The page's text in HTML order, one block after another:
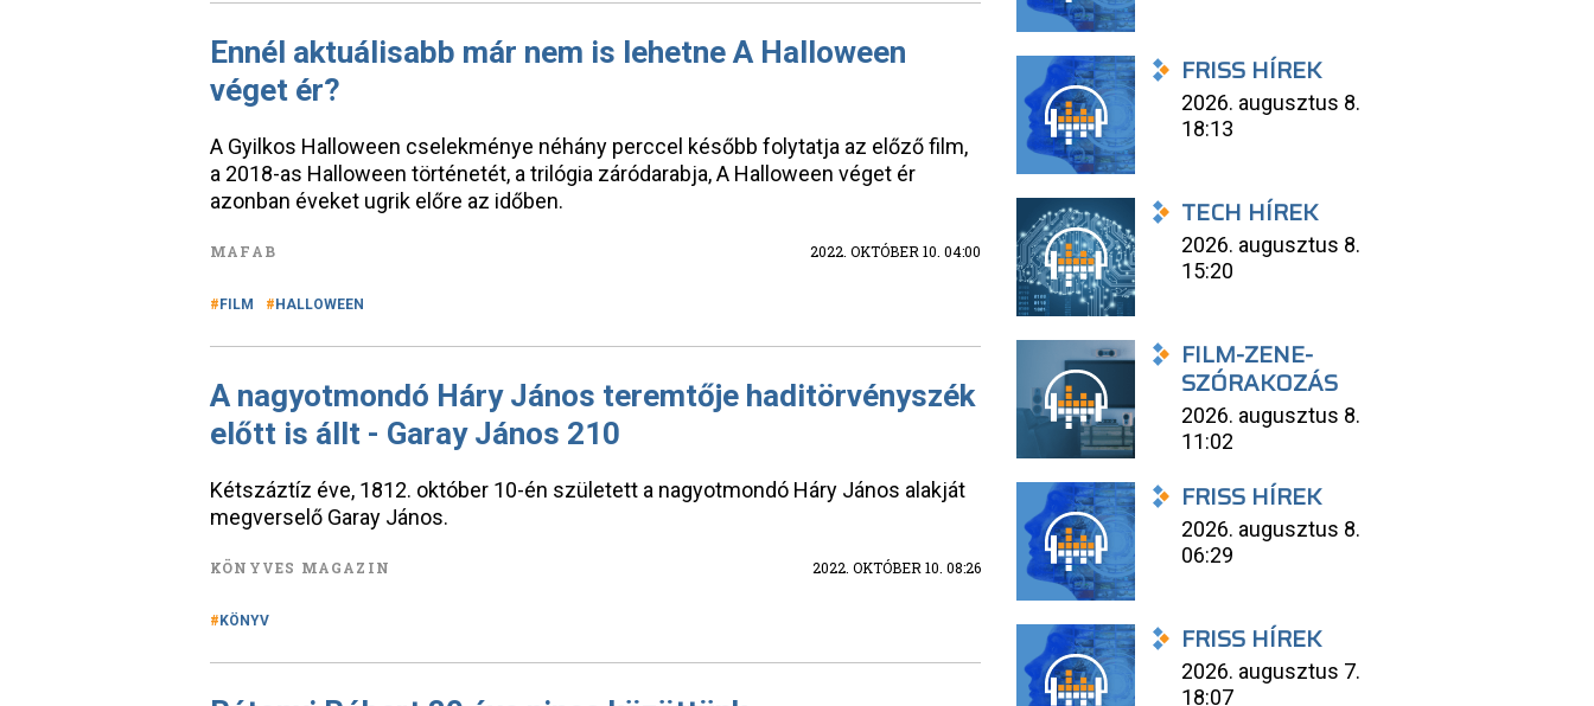
Ennél aktuálisabb már nem is lehetne A Halloween
véget ér?
A Gyilkos Halloween cselekménye néhány perccel később folytatja az előző film,
a 2018-as Halloween történetét, a trilógia záródarabja, A Halloween véget ér
azonban éveket ugrik előre az időben.
MAFAB 2022. OKTÓBER 10. 04:00
FILM HALLOWEEN
A nagyotmondó Háry János teremtője haditörvényszék
előtt is állt - Garay János 210
Kétszáztíz éve, 1812. október 10-én született a nagyotmondó Háry János alakját
megverselő Garay János.
KÖNYVES MAGAZIN 2022. OKTÓBER 10. 08:26
KÖNYV
FRISS HÍREK
2026. augusztus 8.
18:13
TECH HÍREK
2026. augusztus 8.
15:20
FILM-ZENE-
SZÓRAKOZÁS
2026. augusztus 8.
11:02
FRISS HÍREK
2026. augusztus 8.
06:29
FRISS HÍREK
2026. augusztus 7.
18:07